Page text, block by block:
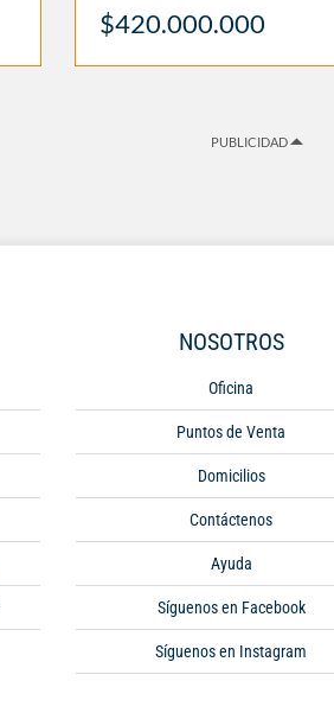
$420.000.000
PUBLICIDAD
NOSOTROS
Oficina
Puntos de Venta
Domicilios
Contáctenos
Ayuda
Síguenos en Facebook
Síguenos en Instagram